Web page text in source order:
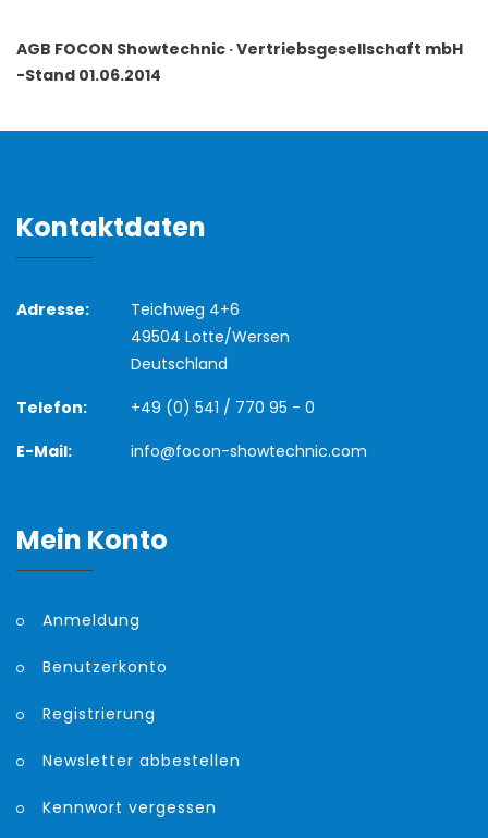
AGB FOCON Showtechnic · Vertriebsgesellschaft mbH
-Stand 01.06.2014
Kontaktdaten
Adresse:
Teichweg 4+6
49504 Lotte/Wersen
Deutschland
Telefon:
+49 (0) 541 / 770 95 - 0
E-Mail:
info@focon-showtechnic.com
Mein Konto
Anmeldung
Benutzerkonto
Registrierung
Newsletter abbestellen
Kennwort vergessen